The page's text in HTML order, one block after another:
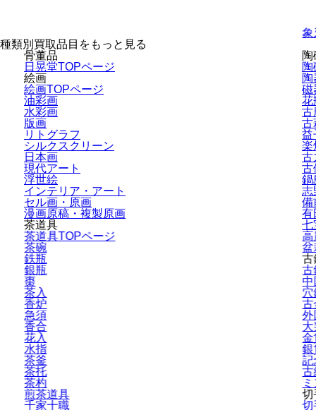
象
種類別買取品目をもっと見る
骨董品
日晃堂TOPページ
絵画
絵画TOPページ
油彩画
水彩画
版画
リトグラフ
シルクスクリーン
日本画
現代アート
浮世絵
インテリア・ アート
セル画・原画
漫画原稿・複製原画
茶道具
茶道具TOPページ
茶碗
鉄瓶
銀瓶
棗
茶入
香炉
急須
香合
花入
水指
茶釜
茶托
茶杓
煎茶道具
千家十職
磁
花
古
古
益
楽
古
古
鍋
志
備
有
七
高
盆
古
古
中
穴
古
外
大
金
銀
記
古
切
切